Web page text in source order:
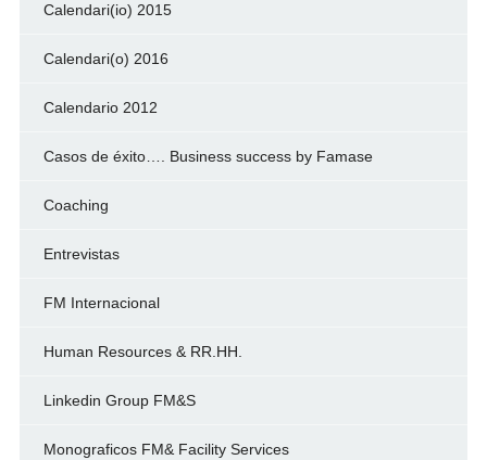
Calendari(io) 2015
Calendari(o) 2016
Calendario 2012
Casos de éxito…. Business success by Famase
Coaching
Entrevistas
FM Internacional
Human Resources & RR.HH.
Linkedin Group FM&S
Monograficos FM& Facility Services